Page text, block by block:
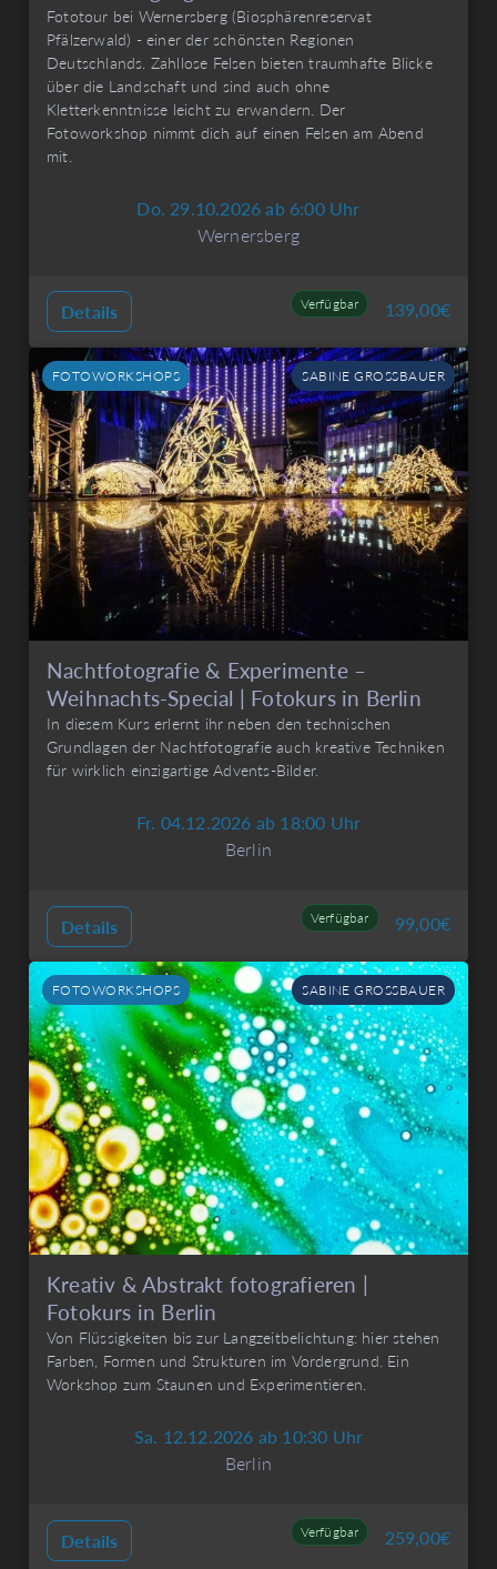
Fototour bei Wernersberg (Biosphärenreservat
Pfälzerwald) - einer der schönsten Regionen
Deutschlands. Zahllose Felsen bieten traumhafte Blicke
über die Landschaft und sind auch ohne
Kletterkenntnisse leicht zu erwandern. Der
Fotoworkshop nimmt dich auf einen Felsen am Abend
mit.
Do. 29.10.2026 ab 6:00 Uhr
Wernersberg
Details Verfügbar 139,00€
FOTOWORKSHOPS SABINE GROSSBAUER
Nachtfotografie & Experimente –
Weihnachts-Special | Fotokurs in Berlin
In diesem Kurs erlernt ihr neben den technischen
Grundlagen der Nachtfotografie auch kreative Techniken
für wirklich einzigartige Advents-Bilder.
Fr. 04.12.2026 ab 18:00 Uhr
Berlin
Details Verfügbar 99,00€
FOTOWORKSHOPS SABINE GROSSBAUER
Kreativ & Abstrakt fotografieren |
Fotokurs in Berlin
Von Flüssigkeiten bis zur Langzeitbelichtung: hier stehen
Farben, Formen und Strukturen im Vordergrund. Ein
Workshop zum Staunen und Experimentieren.
Sa. 12.12.2026 ab 10:30 Uhr
Berlin
Details Verfügbar 259,00€